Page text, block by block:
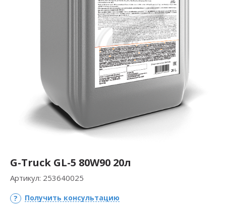
G-Truck GL-5 80W90 20л
Артикул: 253640025
Получить консультацию